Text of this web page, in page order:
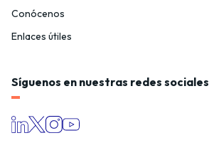
Conócenos
Enlaces útiles
Síguenos en nuestras redes sociales